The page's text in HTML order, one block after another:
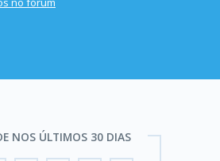
NOS ÚLTIMOS 30 DIAS